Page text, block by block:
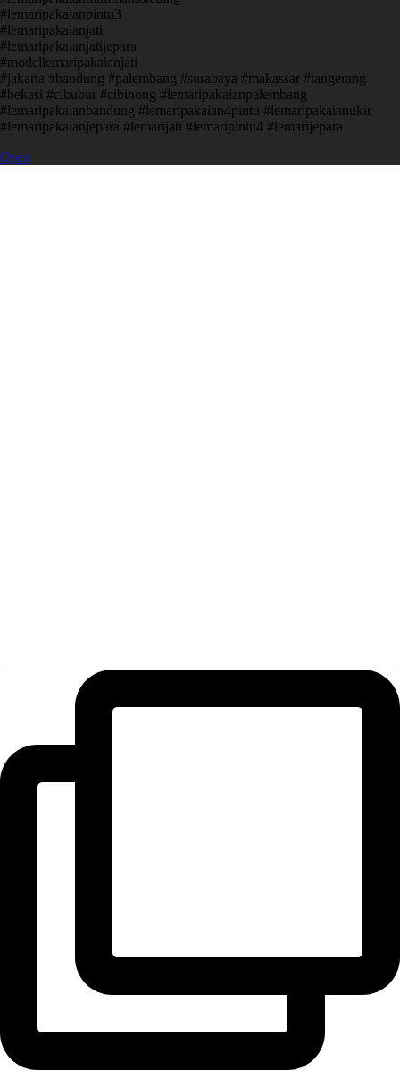
#lemaripakaianpintu3
#lemaripakaianjati
#lemaripakaianjatijepara
#modellemaripakaianjati
#jakarta #bandung #palembang #surabaya #makassar #tangerang
#bekasi #cibubur #cibinong #lemaripakaianpalembang
#lemaripakaianbandung #lemaripakaian4pintu #lemaripakaianukir
#lemaripakaianjepara #lemarijati #lemaripintu4 #lemarijepara
Open